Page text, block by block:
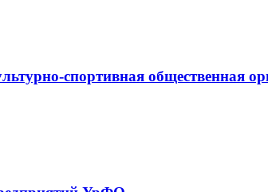
спортивная общественная